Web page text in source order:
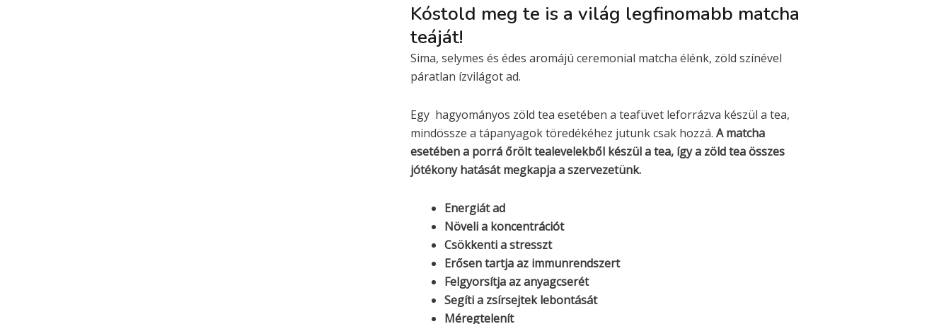
Kóstold meg te is a világ legfinomabb matcha
teáját!
Sima, selymes és édes aromájú ceremonial matcha élénk, zöld színével
páratlan ízvilágot ad.
Egy hagyományos zöld tea esetében a teafüvet leforrázva készül a tea,
mindössze a tápanyagok töredékéhez jutunk csak hozzá. A matcha
esetében a porrá őrölt tealevelekből készül a tea, így a zöld tea összes
jótékony hatását megkapja a szervezetünk.
Energiát ad
Növeli a koncentrációt
Csökkenti a stresszt
Erősen tartja az immunrendszert
Felgyorsítja az anyagcserét
Segíti a zsírsejtek lebontását
Méregtelenít